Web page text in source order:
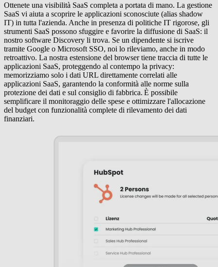
Ottenete una visibilità SaaS completa a portata di mano. La gestione
SaaS vi aiuta a scoprire le applicazioni sconosciute (alias shadow
IT) in tutta l'azienda. Anche in presenza di politiche IT rigorose, gli
strumenti SaaS possono sfuggire e favorire la diffusione di SaaS: il
nostro software Discovery li trova. Se un dipendente si iscrive
tramite Google o Microsoft SSO, noi lo rileviamo, anche in modo
retroattivo. La nostra estensione del browser tiene traccia di tutte le
applicazioni SaaS, proteggendo al contempo la privacy:
memorizziamo solo i dati URL direttamente correlati alle
applicazioni SaaS, garantendo la conformità alle norme sulla
protezione dei dati e sul consiglio di fabbrica. È possibile
semplificare il monitoraggio delle spese e ottimizzare l'allocazione
del budget con funzionalità complete di rilevamento dei dati
finanziari.